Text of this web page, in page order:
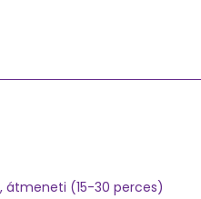
átmeneti (15-30 perces)